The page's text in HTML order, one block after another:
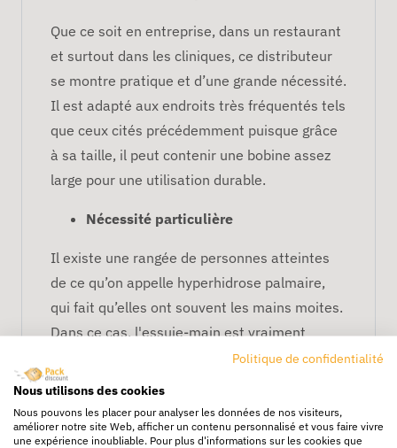
Que ce soit en entreprise, dans un restaurant
et surtout dans les cliniques, ce distributeur
se montre pratique et d’une grande nécessité.
Il est adapté aux endroits très fréquentés tels
que ceux cités précédemment puisque grâce
à sa taille, il peut contenir une bobine assez
large pour une utilisation durable.
Nécessité particulière
Il existe une rangée de personnes atteintes
de ce qu’on appelle hyperhidrose palmaire,
qui fait qu’elles ont souvent les mains moites.
Dans ce cas, l'essuie-main est vraiment
d’utilité pour leur permettre de travailler en
toute aise.
Avantages du distributeur
Politique de confidentialité
Nous utilisons des cookies
Nous pouvons les placer pour analyser les données de nos visiteurs,
améliorer notre site Web, afficher un contenu personnalisé et vous faire vivre
une expérience inoubliable. Pour plus d'informations sur les cookies que